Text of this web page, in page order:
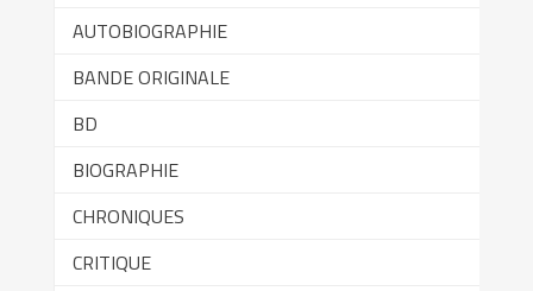
AUTOBIOGRAPHIE
BANDE ORIGINALE
BD
BIOGRAPHIE
CHRONIQUES
CRITIQUE